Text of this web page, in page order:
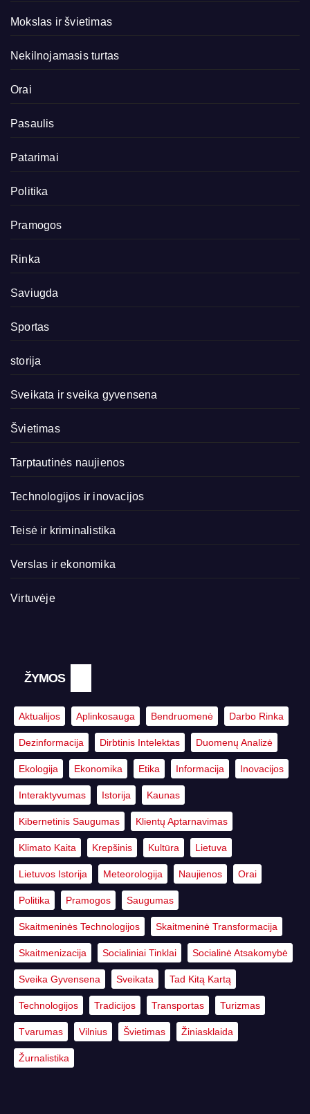
Mokslas ir švietimas
Nekilnojamasis turtas
Orai
Pasaulis
Patarimai
Politika
Pramogos
Rinka
Saviugda
Sportas
storija
Sveikata ir sveika gyvensena
Švietimas
Tarptautinės naujienos
Technologijos ir inovacijos
Teisė ir kriminalistika
Verslas ir ekonomika
Virtuvėje
ŽYMOS
Aktualijos Aplinkosauga Bendruomenė Darbo Rinka
Dezinformacija Dirbtinis Intelektas Duomenų Analizė
Ekologija Ekonomika Etika Informacija Inovacijos
Interaktyvumas Istorija Kaunas
Kibernetinis Saugumas Klientų Aptarnavimas
Klimato Kaita Krepšinis Kultūra Lietuva
Lietuvos Istorija Meteorologija Naujienos Orai
Politika Pramogos Saugumas
Skaitmeninės Technologijos Skaitmeninė Transformacija
Skaitmenizacija Socialiniai Tinklai Socialinė Atsakomybė
Sveika Gyvensena Sveikata Tad Kitą Kartą
Technologijos Tradicijos Transportas Turizmas
Tvarumas Vilnius Švietimas Žiniasklaida
Žurnalistika